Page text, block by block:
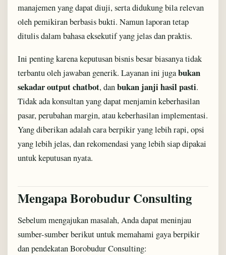
manajemen yang dapat diuji, serta didukung bila relevan
oleh pemikiran berbasis bukti. Namun laporan tetap
ditulis dalam bahasa eksekutif yang jelas dan praktis.
Ini penting karena keputusan bisnis besar biasanya tidak
terbantu oleh jawaban generik. Layanan ini jugabukan
sekadar output chatbot, danbukan janji hasil pasti.
Tidak ada konsultan yang dapat menjamin keberhasilan
pasar, perubahan margin, atau keberhasilan implementasi.
Yang diberikan adalah cara berpikir yang lebih rapi, opsi
yang lebih jelas, dan rekomendasi yang lebih siap dipakai
untuk keputusan nyata.
Mengapa Borobudur Consulting
Sebelum mengajukan masalah, Anda dapat meninjau
sumber-sumber berikut untuk memahami gaya berpikir
dan pendekatan Borobudur Consulting: